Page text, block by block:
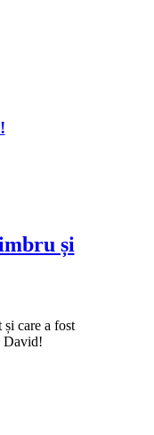
și
și care a fost
David!